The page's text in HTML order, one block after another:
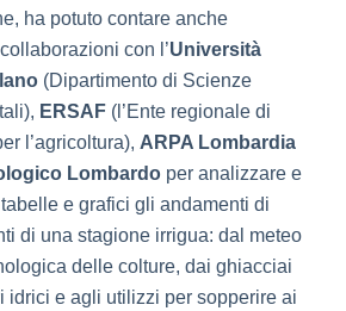
ha potuto contare anche
con l’Università
(Dipartimento di Scienze
ERSAF(l’Ente regionale di
l’agricoltura), ARPA Lombardia
Lombardoper analizzare e
e grafici gli andamenti di
di una stagione irrigua: dal meteo
delle colture, dai ghiacciai
idrici e agli utilizzi per sopperire ai